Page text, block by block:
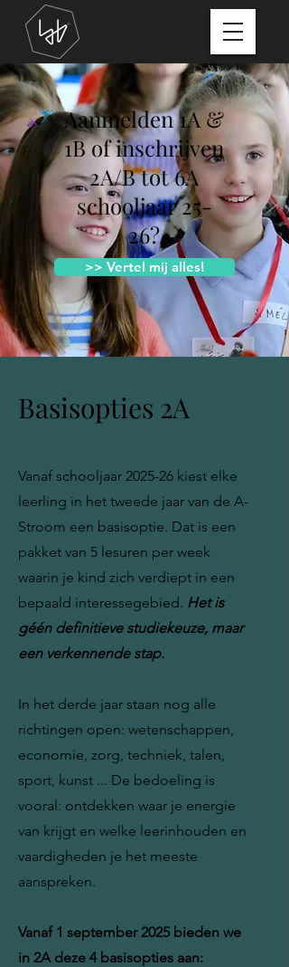
Aanmelden 1A &
1B of inschrijven
2A/B tot 6A
schooljaar 25-
26?
>> Vertel mij alles!
Basisopties 2A
Vanaf schooljaar 2025-26 kiest elke
leerling in het tweede jaar van de A-
Stroom een basisoptie. Dat is een
pakket van 5 lesuren per week
waarin je kind zich verdiept in een
bepaald interessegebied. Het is
géén definitieve studiekeuze, maar
een verkennende stap.
In het derde jaar staan nog alle
richtingen open: wetenschappen,
economie, zorg, techniek, talen,
sport, kunst ... De bedoeling is
vooral: ontdekken waar je energie
van krijgt en welke leerinhouden en
vaardigheden je het meeste
aanspreken.
Vanaf 1 september 2025 bieden we
in 2A deze 4 basisopties aan: